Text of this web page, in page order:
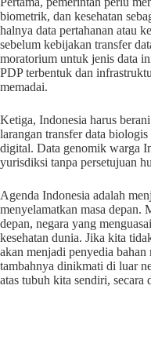
biometrik, dan kesehatan
halnya data pertahanan atau
sebelum kebijakan transfer
moratorium untuk jenis data
PDP terbentuk dan
memadai.
Ketiga, Indonesia harus
larangan transfer data
digital. Data genomik warga
yurisdiksi tanpa persetujuan
Agenda Indonesia adalah
menyelamatkan masa depan.
depan, negara yang
kesehatan dunia. Jika kita
akan menjadi penyedia
tambahnya dinikmati di luar
atas tubuh kita sendiri, secara